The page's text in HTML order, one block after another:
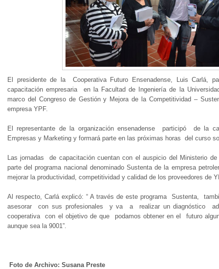
El presidente de la Cooperativa Futuro Ensenadense, Luis Carlá,
capacitación empresaria en la Facultad de Ingeniería de la
marco del Congreso de Gestión y Mejora de la Competitividad –
empresa YPF.
El representante de la organización ensenadense participó de la
Empresas y Marketing y formará parte en las próximas horas del curso
Las jornadas de capacitación cuentan con el auspicio del Ministerio
parte del programa nacional denominado Sustenta de la empresa
mejorar la productividad, competitividad y calidad de los proveedores de
Al respecto, Carlá explicó: “ A través de este programa Sustenta,
asesorar con sus profesionales y va a realizar un diagnóstico
cooperativa con el objetivo de que podamos obtener en el futuro
aunque sea la 9001”.
Foto de Archivo: Susana Preste